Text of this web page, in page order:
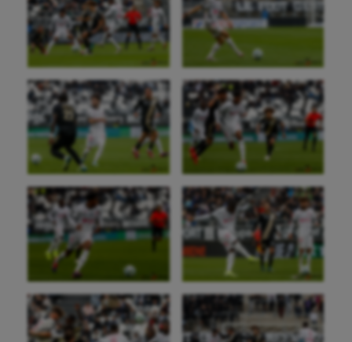
Omnisports
Outdoor
Paddle
Parkour
Patinage artistique
Pétanque
Plongée
Randonnée / Marche
Roller-derby
Sarbacane
Sauvetage sportif